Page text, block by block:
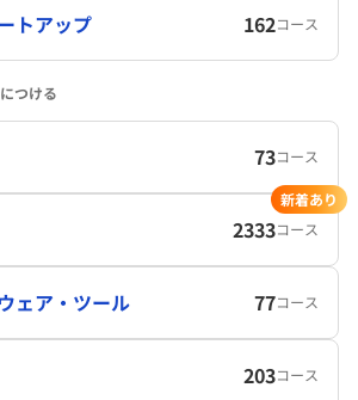
トアップ 162コース
つける
73コース
2333コース
新着あり
ェア・ツール 77コース
203コース